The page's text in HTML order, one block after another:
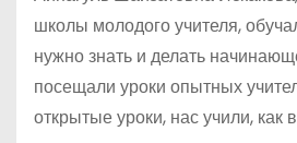
школы молодого учителя,
нужно знать и делать
посещали уроки опытных
открытые уроки, нас учили, как